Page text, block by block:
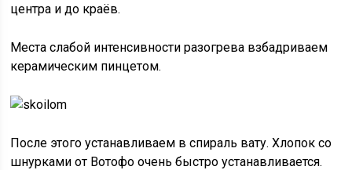
центра и до краёв.
Места слабой интенсивности разогрева взбадриваем
керамическим пинцетом.
После этого устанавливаем в спираль вату. Хлопок со
шнурками от Вотофо очень быстро устанавливается.